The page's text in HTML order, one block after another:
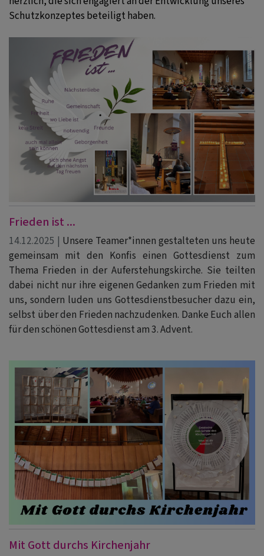
Schutzkonzeptes beteiligt haben.
Frieden ist ...
14.12.2025 | Unsere Teamer*innen gestalteten uns heute
gemeinsam mit den Konfis einen Gottesdienst zum
Thema Frieden in der Auferstehungskirche. Sie teilten
dabei nicht nur ihre eigenen Gedanken zum Frieden mit
uns, sondern luden uns Gottesdienstbesucher dazu ein,
selbst über den Frieden nachzudenken. Danke Euch allen
für den schönen Gottesdienst am 3. Advent.
Mit Gott durchs Kirchenjahr